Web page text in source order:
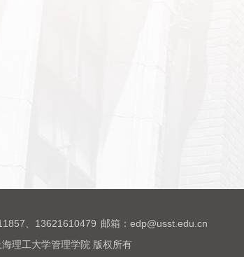
、13621610479 邮箱：edp@usst.edu.cn
理工大学管理学院 版权所有